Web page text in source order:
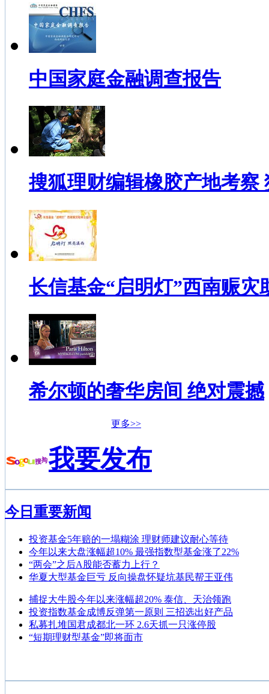
中国家庭金融调查报告
搜狐理财编辑橡胶产地考察
长信基金“启明灯”西南赈灾
希尔顿的奢华房间 绝对震撼
更多>>
我要发布
今日重要新闻
投资基金5年赔的一塌糊涂 理财师建议耐心等待
今年以来大盘涨幅超10% 最强指数型基金涨了22%
“两会”之后A股能否蓄力上行？
华夏大型基金巨亏 反向操盘怀疑坑基民帮王亚伟
捕捉大牛股今年以来涨幅超20% 泰信、天治领跑
投资指数基金成博反弹第一原则 三招选出好产品
私募扎堆国君成都北一环 2.6天抓一只涨停股
“短期理财型基金”即将面市